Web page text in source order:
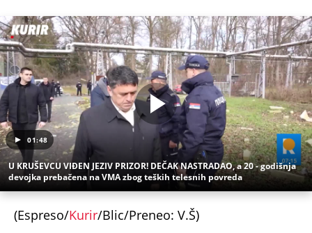
01:48
U KRUŠEVCU VIĐEN JEZIV PRIZOR! DEČAK NASTRADAO, a 20 - godišnja
devojka prebačena na VMA zbog teških telesnih povreda
(Espreso/Kurir/Blic/Preneo: V.Š)